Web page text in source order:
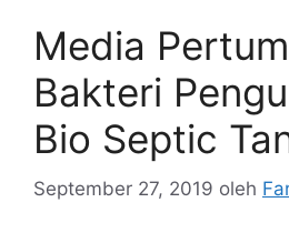
Media
Bakteri
Bio Septic
September 27, 2019 oleh